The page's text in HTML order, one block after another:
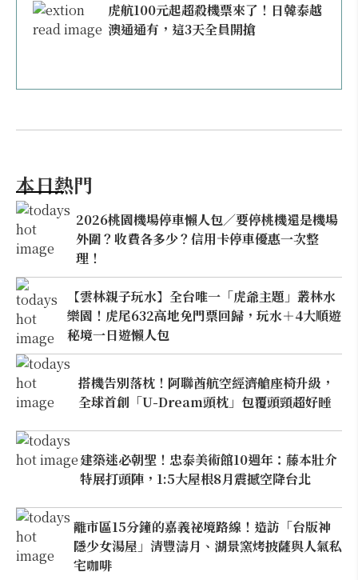
虎航100元起超殺機票來了！日韓泰越
澳通通有，這3天全員開搶
本日熱門
2026桃園機場停車懶人包／要停桃機還是機場
外圍？收費各多少？信用卡停車優惠一次整
理！
【雲林親子玩水】全台唯一「虎爺主題」叢林水
樂園！虎尾632高地免門票回歸，玩水＋4大順遊
秘境一日遊懶人包
搭機告別落枕！阿聯酋航空經濟艙座椅升級，
全球首創「U-Dream頭枕」包覆頭頸超好睡
建築迷必朝聖！忠泰美術館10週年：藤本壯介
特展打頭陣，1:5大屋根8月震撼空降台北
離市區15分鐘的嘉義祕境路線！造訪「台版神
隱少女湯屋」清豐濤月、湖景窯烤披薩與人氣私
宅咖啡